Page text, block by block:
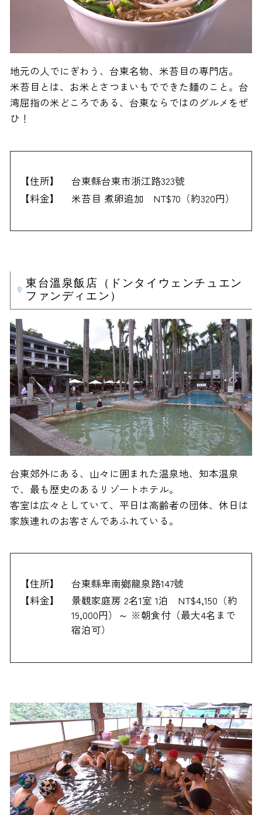
地元の人でにぎわう、台東名物、米苔目の専門店。
米苔目とは、お米とさつまいもでできた麺のこと。台
湾屈指の米どころである、台東ならではのグルメをぜ
ひ！
【住所】
台東縣台東市浙江路323號
【料金】
米苔目 煮卵追加 NT$70（約320円）
東台溫泉飯店（ドンタイウェンチュエン
ファンディエン）
台東郊外にある、山々に囲まれた温泉地、知本温泉
で、最も歴史のあるリゾートホテル。
客室は広々としていて、平日は高齢者の団体、休日は
家族連れのお客さんであふれている。
【住所】
台東縣卑南鄉龍泉路147號
【料金】
景観家庭房 2名1室 1泊 NT$4,150（約
19,000円）～ ※朝食付（最大4名まで
宿泊可）